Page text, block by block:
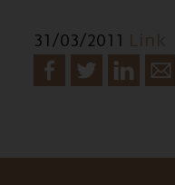
31/03/2011 Link